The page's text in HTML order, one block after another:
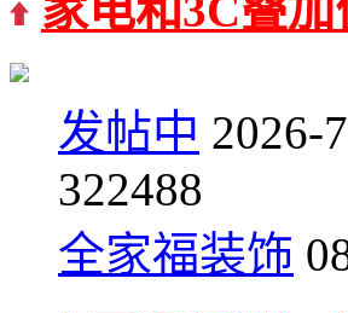
发帖中 2026-
322488
全家福装饰